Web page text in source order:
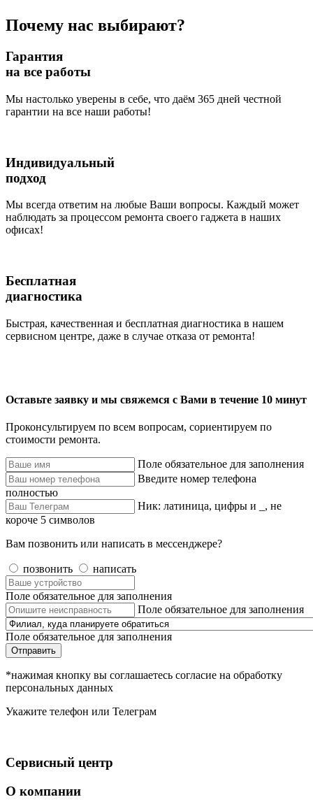
Почему нас выбирают?
Гарантия
на все работы
Мы настолько уверены в себе, что даём 365 дней честной
гарантии на все наши работы!
Индивидуальный
подход
Мы всегда ответим на любые Ваши вопросы. Каждый может
наблюдать за процессом ремонта своего гаджета в наших
офисах!
Бесплатная
диагностика
Быстрая, качественная и бесплатная диагностика в нашем
сервисном центре, даже в случае отказа от ремонта!
Оставьте заявку и мы свяжемся с Вами в течение 10 минут
Проконсультируем по всем вопросам, сориентируем по
стоимости ремонта.
Поле обязательное для заполнения
Введите номер телефона
полностью
Ник: латиница, цифры и _, не
короче 5 символов
Вам позвонить или написать в мессенджере?
позвонить написать
Поле обязательное для заполнения
Поле обязательное для заполнения
Поле обязательное для заполнения
Отправить
*нажимая кнопку вы соглашаетесь согласие на обработку
персональных данных
Укажите телефон или Телеграм
Сервисный центр
О компании